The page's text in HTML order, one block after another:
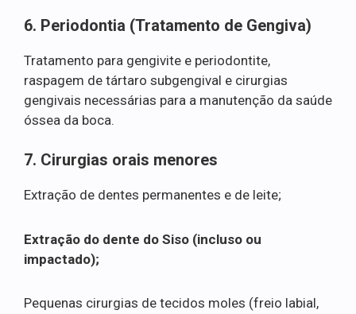
6. Periodontia (Tratamento de Gengiva)
Tratamento para gengivite e periodontite,
raspagem de tártaro subgengival e cirurgias
gengivais necessárias para a manutenção da saúde
óssea da boca.
7. Cirurgias orais menores
Extração de dentes permanentes e de leite;
Extração do dente do Siso (incluso ou
impactado);
Pequenas cirurgias de tecidos moles (freio labial,